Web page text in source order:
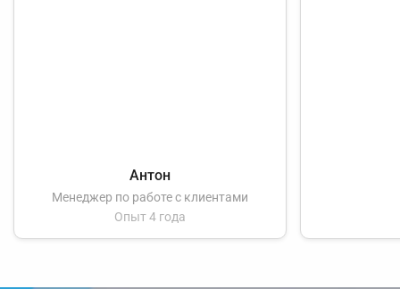
Антон
Менеджер по работе с клиентами
Опыт 4 года